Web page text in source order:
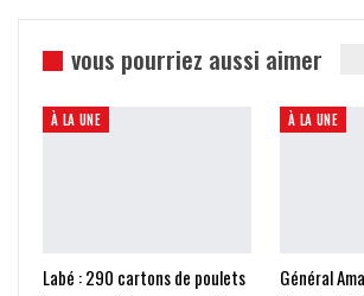
vous pourriez aussi aimer
À LA UNE
Labé : 290 cartons de poulets
À LA UNE
Général